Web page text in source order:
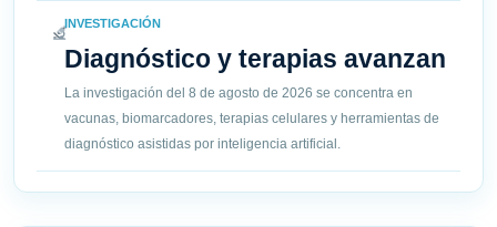
INVESTIGACIÓN
Diagnóstico y terapias avanzan
La investigación del 8 de agosto de 2026 se concentra en
vacunas, biomarcadores, terapias celulares y herramientas de
diagnóstico asistidas por inteligencia artificial.